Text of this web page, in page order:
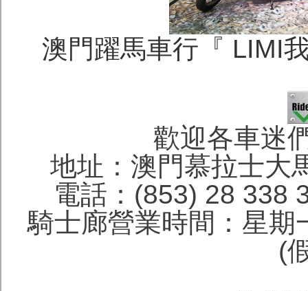
澳門躍馬車行『 LIMI
歡迎各車迷
地址：澳門慕拉士大
電話：(853) 28 338
騎士廊營業時間：星期
(